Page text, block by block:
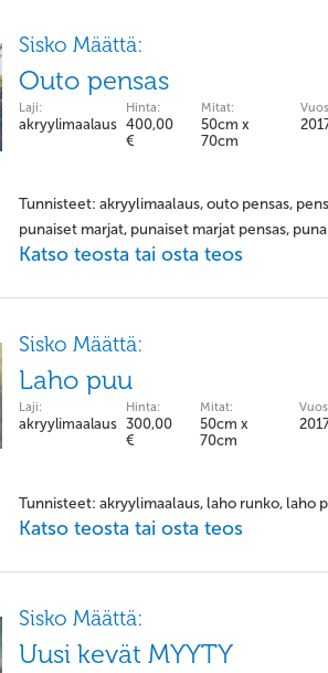
Sisko Määttä:
Outo pensas
Laji:
akryylimaalaus
Hinta:
400,00
€
Mitat:
50cm x
70cm
Tunnisteet: akryylimaalaus, outo pensas,
punaiset marjat, punaiset marjat pensas,
Katso teosta tai osta teos
Sisko Määttä:
Laho puu
Laji:
akryylimaalaus
Hinta:
300,00
€
Mitat:
50cm x
70cm
Tunnisteet: akryylimaalaus, laho runko, laho
Katso teosta tai osta teos
Sisko Määttä:
Uusi kevät MYYTY